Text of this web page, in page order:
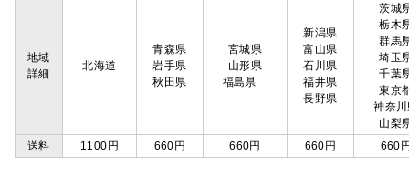
地域
詳細
北海道
青森県
岩手県
秋田県
宮城県
山形県
福島県
新潟県
富山県
石川県
福井県
長野県
茨城
栃木
群馬
埼玉
千葉
東京
神奈
山梨
送料
1100円 660円 660円 660円 660